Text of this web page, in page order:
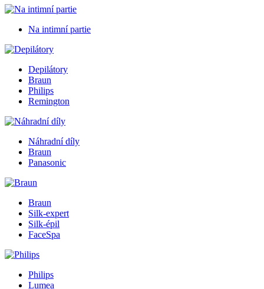
Na intimní partie
Depilátory
Braun
Philips
Remington
Náhradní díly
Braun
Panasonic
Braun
Silk-expert
Silk-épil
FaceSpa
Philips
Lumea